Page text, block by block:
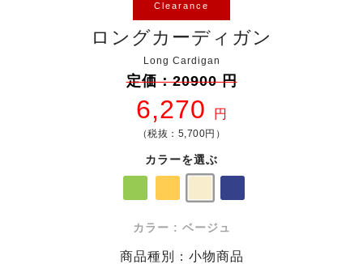
Clearance
ロングカーディガン
Long Cardigan
定価：20900 円
6,270 円
（税抜：5,700円）
カラーを選ぶ
カラー : ベージュ
商品種別：小物商品